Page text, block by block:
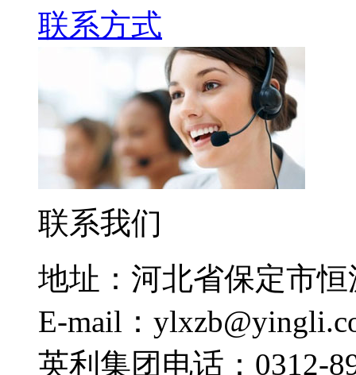
联系方式
联系我们
地址：河北省保定市
E-mail：
英利集团电话：0312-